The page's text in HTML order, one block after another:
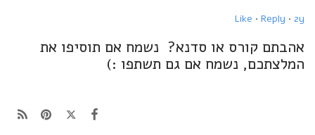
Like · Reply · 2y
אהבתם קורס או סדנא? נשמח אם תוסיפו את
המלצתכם, נשמח אם גם תשתפו :)